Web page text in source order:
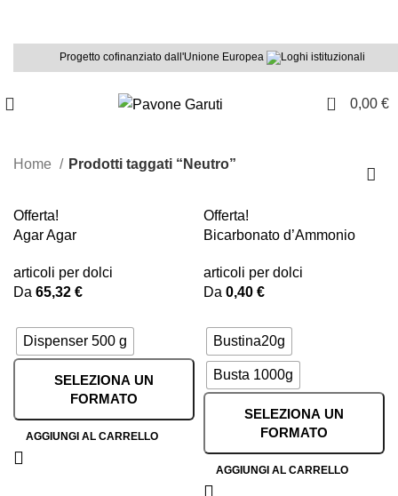
Progetto cofinanziato dall'Unione Europea
0 0,00 €
Home Prodotti taggati “Neutro”
Offerta!
Agar Agar
articoli per dolci
Da 65,32 €
Dispenser 500 g
SELEZIONA UN
FORMATO
AGGIUNGI AL CARRELLO
Offerta!
Bicarbonato d’Ammonio
articoli per dolci
Da 0,40 €
Bustina20g
Busta 1000g
SELEZIONA UN
FORMATO
AGGIUNGI AL CARRELLO